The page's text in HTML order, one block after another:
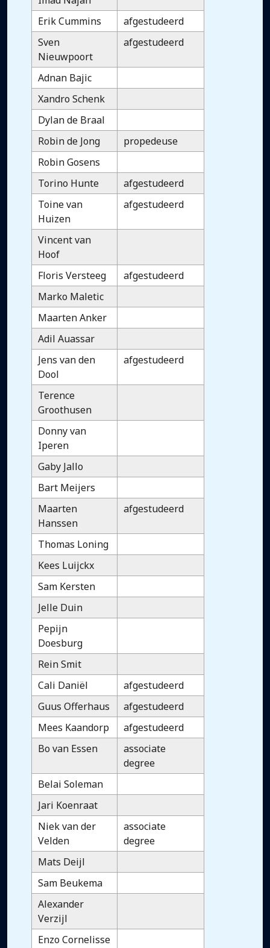
Erik Cummins
afgestudeerd
Sven
Nieuwpoort
afgestudeerd
Adnan Bajic
Xandro Schenk
Dylan de Braal
Robin de Jong
propedeuse
Robin Gosens
Torino Hunte
afgestudeerd
Toine van
Huizen
afgestudeerd
Vincent van
Hoof
Floris Versteeg
afgestudeerd
Marko Maletic
Maarten Anker
Adil Auassar
Jens van den
Dool
afgestudeerd
Terence
Groothusen
Donny van
Iperen
Gaby Jallo
Bart Meijers
Maarten
Hanssen
afgestudeerd
Thomas Loning
Kees Luijckx
Sam Kersten
Jelle Duin
Pepijn
Doesburg
Rein Smit
Cali Daniël
afgestudeerd
Guus Offerhaus
afgestudeerd
Mees Kaandorp
afgestudeerd
Bo van Essen
associate
degree
Belai Soleman
Jari Koenraat
Niek van der
Velden
associate
degree
Mats Deijl
Sam Beukema
Alexander
Verzijl
Enzo Cornelisse